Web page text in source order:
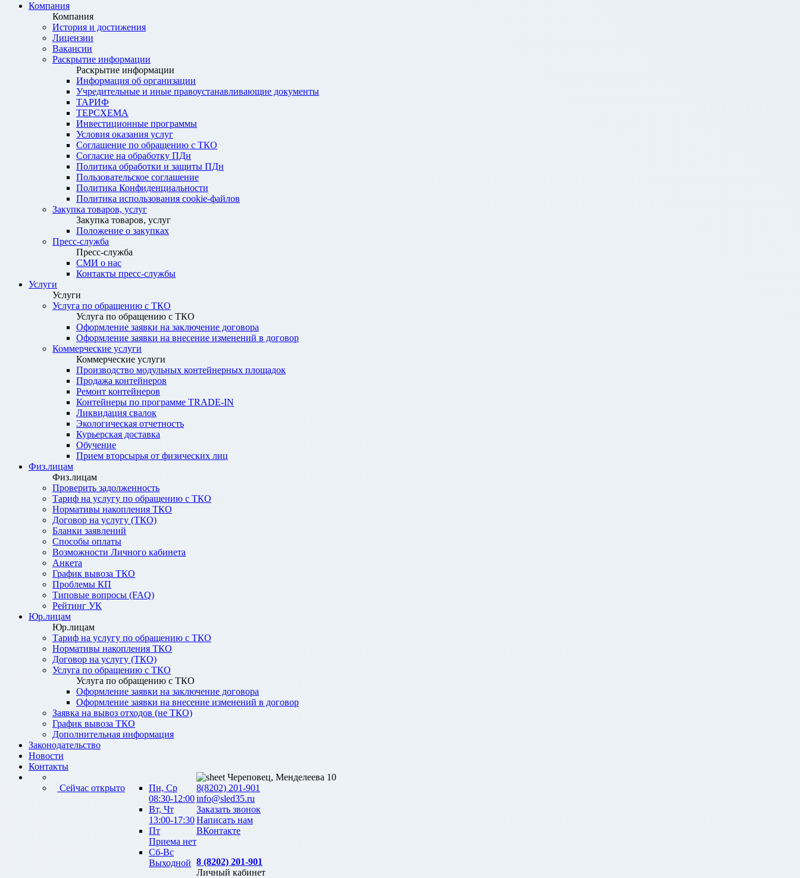
Компания
Компания
История и достижения
Лицензии
Вакансии
Раскрытие информации
Раскрытие информации
Информация об организации
Учредительные и иные правоустанавливающие документы
ТАРИФ
ТЕРСХЕМА
Инвестиционные программы
Условия оказания услуг
Соглашение по обращению с ТКО
Согласие на обработку ПДн
Политика обработки и защиты ПДн
Пользовательское соглашение
Политика Конфиденциальности
Политика использования cookie-файлов
Закупка товаров, услуг
Закупка товаров, услуг
Положение о закупках
Пресс-служба
Пресс-служба
СМИ о нас
Контакты пресс-службы
Услуги
Услуги
Услуга по обращению с ТКО
Услуга по обращению с ТКО
Оформление заявки на заключение договора
Оформление заявки на внесение изменений в договор
Коммерческие услуги
Коммерческие услуги
Производство модульных контейнерных площадок
Продажа контейнеров
Ремонт контейнеров
Контейнеры по программе TRADE-IN
Ликвидация свалок
Экологическая отчетность
Курьерская доставка
Обучение
Прием вторсырья от физических лиц
Физ.лицам
Физ.лицам
Проверить задолженность
Тариф на услугу по обращению с ТКО
Нормативы накопления ТКО
Договор на услугу (ТКО)
Бланки заявлений
Способы оплаты
Возможности Личного кабинета
Анкета
График вывоза ТКО
Проблемы КП
Типовые вопросы (FAQ)
Рейтинг УК
Юр.лицам
Юр.лицам
Тариф на услугу по обращению с ТКО
Нормативы накопления ТКО
Договор на услугу (ТКО)
Услуга по обращению с ТКО
Услуга по обращению с ТКО
Оформление заявки на заключение договора
Оформление заявки на внесение изменений в договор
Заявка на вывоз отходов (не ТКО)
График вывоза ТКО
Дополнительная информация
Законодательство
Новости
Контакты
Сейчас открыто
Пн, Ср
08:30-12:00
Вт, Чт
13:00-17:30
Пт
Приема нет
Сб-Вс
Выходной
Череповец, Менделеева 10
8(8202) 201-901
info@sled35.ru
Заказать звонок
Написать нам
ВКонтакте
8 (8202) 201-901
Личный кабинет